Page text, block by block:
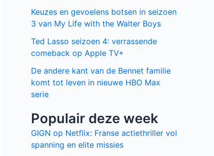
Keuzes en gevoelens botsen in seizoen
3 van My Life with the Walter Boys
Ted Lasso seizoen 4: verrassende
comeback op Apple TV+
De andere kant van de Bennet familie
komt tot leven in nieuwe HBO Max
serie
Populair deze week
GIGN op Netflix: Franse actiethriller vol
spanning en elite missies